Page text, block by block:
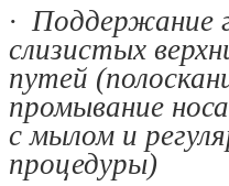
· Поддержание
слизистых
путей
промывание
с мылом и
процедуры)